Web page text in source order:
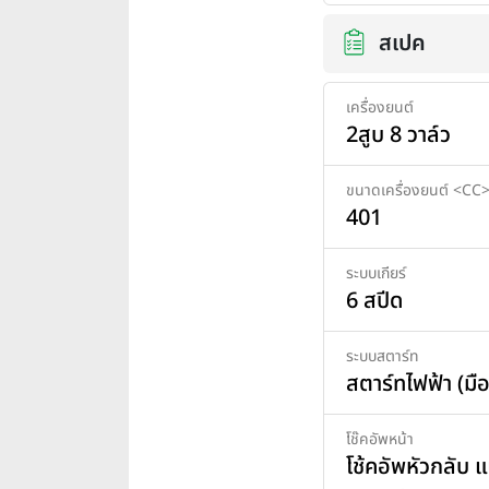
สเปค
เครื่องยนต์
2สูบ 8 วาล์ว
ขนาดเครื่องยนต์ <CC>
401
ระบบเกียร์
6 สปีด
ระบบสตาร์ท
สตาร์ทไฟฟ้า (มื
โช๊คอัพหน้า
โช้คอัพหัวกลับ